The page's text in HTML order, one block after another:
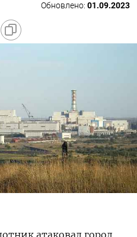
Обновлено: 01.09.2023